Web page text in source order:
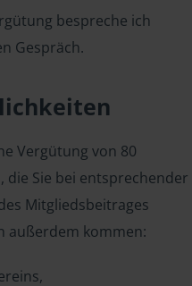
bespreche ich
Gespräch.
Vergütung von 80
die Sie bei entsprechender
Mitgliedsbeitrages
außerdem kommen: